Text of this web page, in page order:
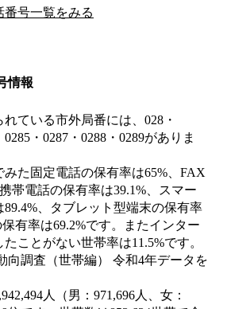
番号一覧をみる
情報
ている市外局番には、028・
・0287・0288・0289がありま
た固定電話の保有率は65%、FAX
帯電話の保有率は39.1%、スマー
89.4%、タブレット型端末の保有率
有率は69.2%です。またインター
ことがない世帯率は11.5%です。
向調査（世帯編） 令和4年データを
人（男：971,696人、女：